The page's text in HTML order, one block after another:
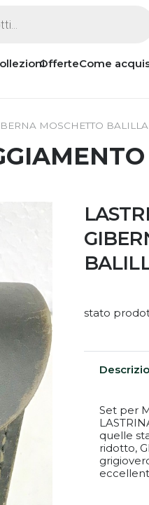
OfferteCome
MOSCHETTO BALILLA
stato
Set per
quelle
ridotto,